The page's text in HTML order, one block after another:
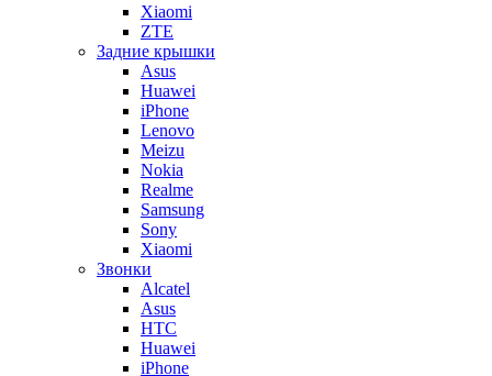
Xiaomi
ZTE
Задние крышки
Asus
Huawei
iPhone
Lenovo
Meizu
Nokia
Realme
Samsung
Sony
Xiaomi
Звонки
Alcatel
Asus
HTC
Huawei
iPhone